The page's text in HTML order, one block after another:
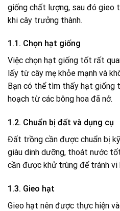
giống chất lượng, sau đó gieo
khi cây trưởng thành.
1.1. Chọn hạt giống
Việc chọn hạt giống tốt rất
lấy từ cây mẹ khỏe mạnh và
Bạn có thể tìm thấy hạt giống
hoạch từ các bông hoa đã nở.
1.2. Chuẩn bị đất và dụng cụ
Đất trồng cần được chuẩn bị
giàu dinh dưỡng, thoát nước
cần được khử trùng để tránh vi
1.3. Gieo hạt
Gieo hạt nên được thực hiện